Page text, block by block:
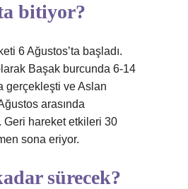
bitiyor?
6 Ağustos’ta başladı.
Başak burcunda 6-14
gerçekleşti ve Aslan
arasında
hareket etkileri 30
sona eriyor.
sürecek?